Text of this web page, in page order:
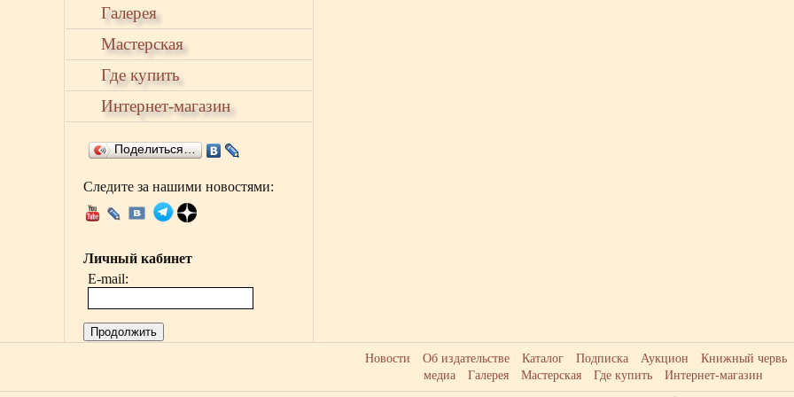
Галерея
Мастерская
Где купить
Интернет-магазин
Поделиться…
Следите за нашими новостями:
Личный кабинет
E-mail:
Продолжить
Новости Об издательстве Каталог Подписка Аукцион Книжный червь
медиа
Галерея Мастерская Где купить Интернет-магазин